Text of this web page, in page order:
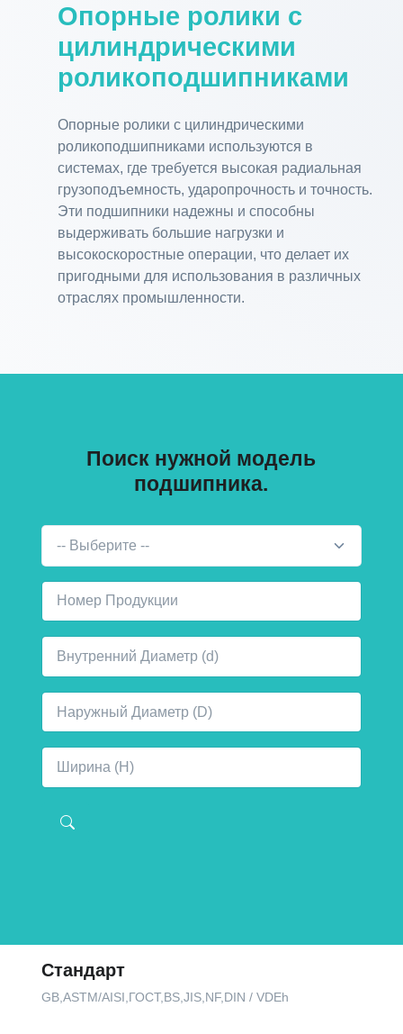
Опорные ролики с
цилиндрическими
роликоподшипниками
Опорные ролики с цилиндрическими
роликоподшипниками используются в
системах, где требуется высокая радиальная
грузоподъемность, ударопрочность и точность.
Эти подшипники надежны и способны
выдерживать большие нагрузки и
высокоскоростные операции, что делает их
пригодными для использования в различных
отраслях промышленности.
Поиск нужной модель
подшипника.
-- Выберите --
Стандарт
GB,ASTM/AISI,ГОСТ,BS,JIS,NF,DIN / VDEh